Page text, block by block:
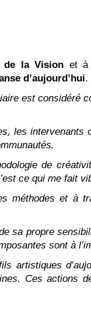
de la Vision et à
d’aujourd’hui.
est
les
de
ce qui me fait
méthodes et à
sa propre
sont à
artistiques
Ces actions